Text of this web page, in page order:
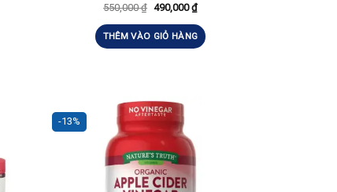
550,000₫ 490,000₫
THÊM VÀO GIỎ HÀNG
-13%